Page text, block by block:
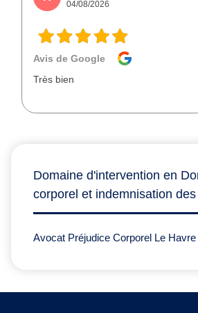
04/08/2026
Avis de Google
Très bien
Domaine d'intervention en
corporel et indemnisation
Avocat Préjudice Corporel Le Havre